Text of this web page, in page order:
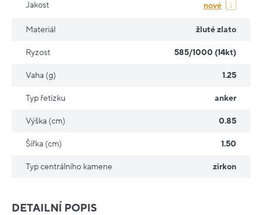
DETAILNÍ POPIS
Jakost nové
Materiál žluté zlato
Ryzost 585/1000 (14kt)
Vaha (g) 1.25
Typ řetízku anker
Výška (cm) 0.85
Šířka (cm) 1.50
Typ centrálního kamene zirkon